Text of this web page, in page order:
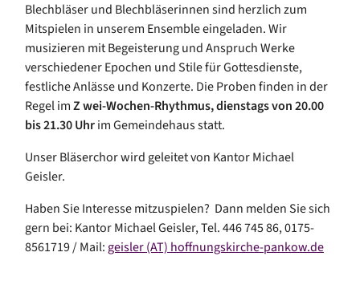
Blechbläser und Blechbläserinnen sind herzlich zum
Mitspielen in unserem Ensemble eingeladen. Wir
musizieren mit Begeisterung und Anspruch Werke
verschiedener Epochen und Stile für Gottesdienste,
festliche Anlässe und Konzerte. Die Proben finden in der
Regel imZwei-Wochen-Rhythmus, dienstags von 20.00
bis 21.30 Uhrim Gemeindehaus statt.
Unser Bläserchor wird geleitet von Kantor Michael
Geisler.
Haben Sie Interesse mitzuspielen? Dann melden Sie sich
gern bei: Kantor Michael Geisler, Tel. 446 745 86, 0175-
8561719 / Mail:geisler (AT) hoffnungskirche-pankow.de